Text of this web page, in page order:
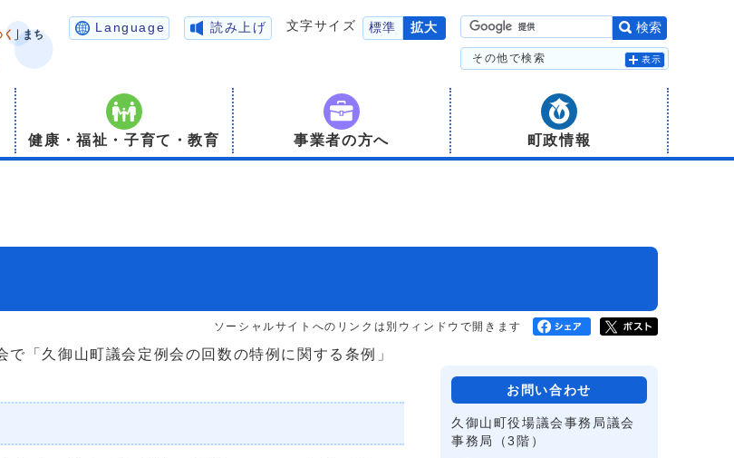
Language 読み上げ 文字サイズ 標準 拡大 検索
その他で検索 表示
健康・福祉・子育て・教育 事業者の方へ 町政情報
ソーシャルサイトへのリンクは別ウィンドウで開きます
「久御山町議会定例会の回数の特例に関する条例」
お問い合わせ
久御山町役場議会事務局議会
事務局（3階）